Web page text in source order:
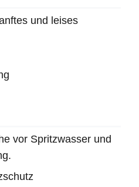
und leises
vor Spritzwasser und